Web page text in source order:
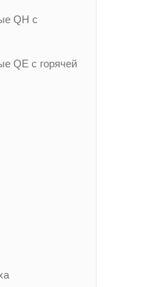
QH с
QE с горячей